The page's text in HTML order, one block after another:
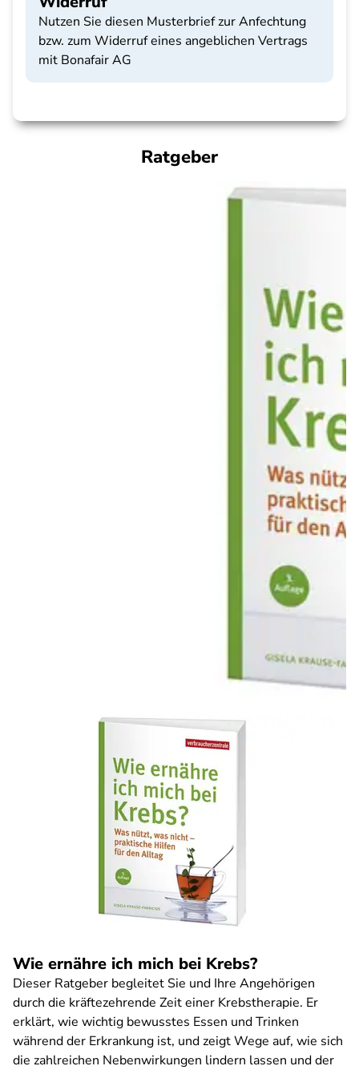
Nutzen Sie diesen Musterbrief zur Anfechtung
bzw. zum Widerruf eines angeblichen Vertrags
mit Bonafair AG
Ratgeber
Wie ernähre ich mich bei Krebs?
Dieser Ratgeber begleitet Sie und Ihre Angehörigen
durch die kräftezehrende Zeit einer Krebstherapie. Er
erklärt, wie wichtig bewusstes Essen und Trinken
während der Erkrankung ist, und zeigt Wege auf, wie sich
die zahlreichen Nebenwirkungen lindern lassen und der